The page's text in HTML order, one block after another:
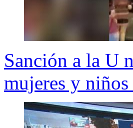
Sanción a la U
mujeres y